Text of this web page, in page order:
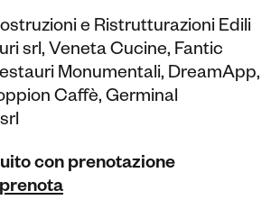
e Ristrutturazioni Edili
srl, Veneta Cucine, Fantic
Monumentali, DreamApp,
Caffè, Germinal
con prenotazione
prenota